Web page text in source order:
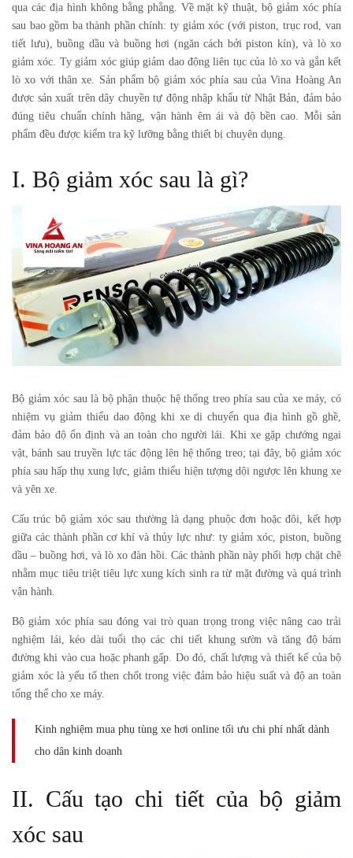
qua các địa hình không bằng phẳng. Về mặt kỹ thuật, bộ giảm xóc phía
sau bao gồm ba thành phần chính: ty giảm xóc (với piston, trục rod, van
tiết lưu), buồng dầu và buồng hơi (ngăn cách bởi piston kín), và lò xo
giảm xóc. Ty giảm xóc giúp giảm dao động liên tục của lò xo và gắn kết
lò xo với thân xe. Sản phẩm bộ giảm xóc phía sau của Vina Hoàng An
được sản xuất trên dây chuyền tự động nhập khẩu từ Nhật Bản, đảm bảo
đúng tiêu chuẩn chính hãng, vận hành êm ái và độ bền cao. Mỗi sản
phẩm đều được kiểm tra kỹ lưỡng bằng thiết bị chuyên dụng.
I. Bộ giảm xóc sau là gì?
Bộ giảm xóc saulà bộ phận thuộc hệ thống treo phía sau của xe máy, có
nhiệm vụ giảm thiểu dao động khi xe di chuyển qua địa hình gồ ghề,
đảm bảo độ ổn định và an toàn cho người lái. Khi xe gặp chướng ngại
vật, bánh sau truyền lực tác động lên hệ thống treo; tại đây, bộ giảm xóc
phía sau hấp thụ xung lực, giảm thiểu hiện tượng dội ngược lên khung xe
và yên xe.
Cấu trúc bộ giảm xóc sau thường là dạng phuộc đơn hoặc đôi, kết hợp
giữa các thành phần cơ khí và thủy lực như: ty giảm xóc, piston, buồng
dầu – buồng hơi, và lò xo đàn hồi. Các thành phần này phối hợp chặt chẽ
nhằm mục tiêu triệt tiêu lực xung kích sinh ra từ mặt đường và quá trình
vận hành.
Bộ giảm xóc phía sau đóng vai trò quan trọng trong việc nâng cao trải
nghiệm lái, kéo dài tuổi thọ các chi tiết khung sườn và tăng độ bám
đường khi vào cua hoặc phanh gấp. Do đó, chất lượng và thiết kế của bộ
giảm xóc là yếu tố then chốt trong việc đảm bảo hiệu suất và độ an toàn
tổng thể cho xe máy.
Kinh nghiệm mua phụ tùng xe hơi online tối ưu chi phí nhất dành
cho dân kinh doanh
II. Cấu tạo chi tiết của bộ giảm
xóc sau